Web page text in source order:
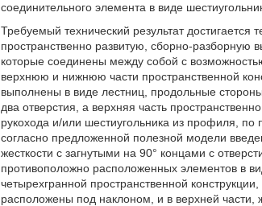
соединительного элемента в виде
Требуемый технический результат
пространственно развитую, сборно-разборную
которые соединены между собой с
верхнюю и нижнюю части пространственной
выполнены в виде лестниц, продольные
два отверстия, а верхняя часть
рукохода и/или шестиугольника из профиля, по
согласно предложенной полезной модели
жесткости с загнутыми на 90° концами с
противоположно расположенных элементов в
четырехгранной пространственной
расположены под наклоном, и в верхней